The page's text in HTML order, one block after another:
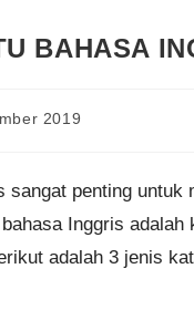
BAHASA
2019
penting
Inggris
adalah 3 jenis